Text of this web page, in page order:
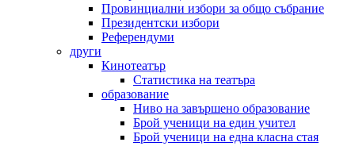
Провинциални избори за общо събрание
Президентски избори
Референдуми
други
Кинотеатър
Статистика на театъра
образование
Ниво на завършено образование
Брой ученици на един учител
Брой ученици на една класна стая